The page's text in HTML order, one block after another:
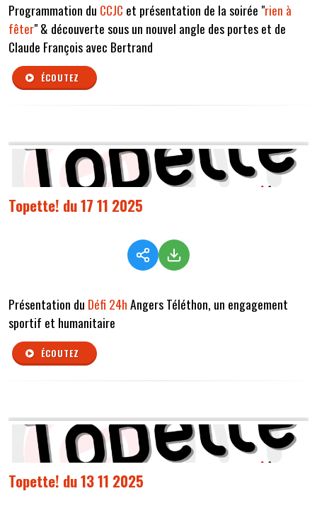
Programmation du CCJC et présentation de la soirée "rien à
fêter" & découverte sous un nouvel angle des portes et de
Claude François avec Bertrand
ÉCOUTEZ
Topette! du 17 11 2025
Présentation du Défi 24hAngers Téléthon, un engagement
sportif et humanitaire
ÉCOUTEZ
Topette! du 13 11 2025